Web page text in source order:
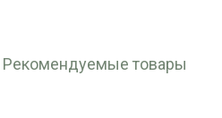
Рекомендуемые товары